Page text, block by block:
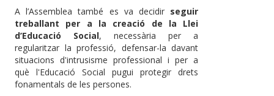
A l’Assemblea també es va decidir seguir
treballant per a la creació de la Llei
d’Educació Social, necessària per a
regularitzar la professió, defensar-la davant
situacions d'intrusisme professional i per a
què l'Educació Social pugui protegir drets
fonamentals de les persones.